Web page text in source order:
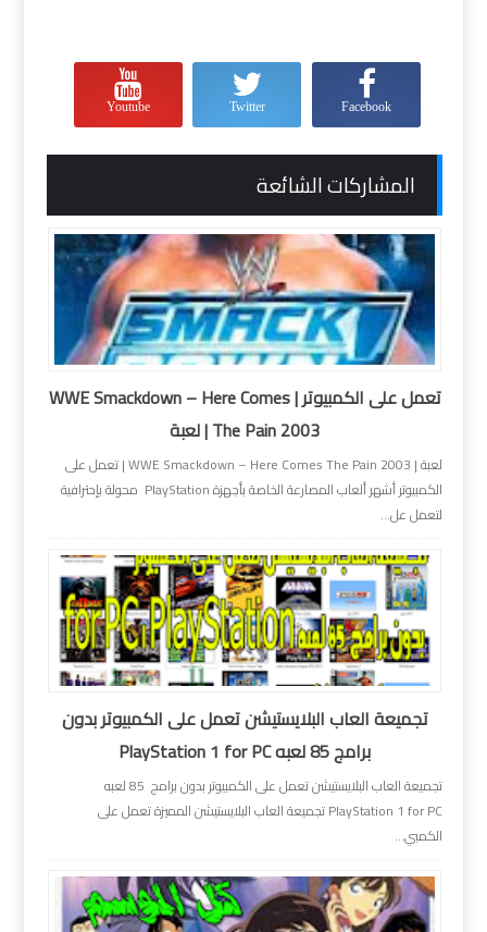
Facebook
Twitter
Youtube
المشاركات الشائعة
تعمل على الكمبيوتر | WWE Smackdown – Here Comes
The Pain 2003 | لعبة
لعبة | WWE Smackdown – Here Comes The Pain 2003 | تعمل على
الكمبيوتر أشهر ألعاب المصارعة الخاصة بأجهزة PlayStation محولة بإحترافية
لتعمل عل...
تجميعة العاب البلايستيشن تعمل على الكمبيوتر بدون
برامج 85 لعبه PlayStation 1 for PC
تجميعة العاب البلايستيشن تعمل على الكمبيوتر بدون برامج 85 لعبه
PlayStation 1 for PC تجميعة العاب البلايستيشن المميزة تعمل على
الكمبي...